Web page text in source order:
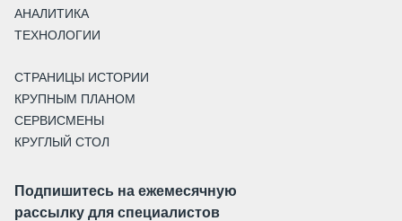
АНАЛИТИКА
ТЕХНОЛОГИИ
СТРАНИЦЫ ИСТОРИИ
КРУПНЫМ ПЛАНОМ
СЕРВИСМЕНЫ
КРУГЛЫЙ СТОЛ
Подпишитесь на ежемесячную
рассылку для специалистов